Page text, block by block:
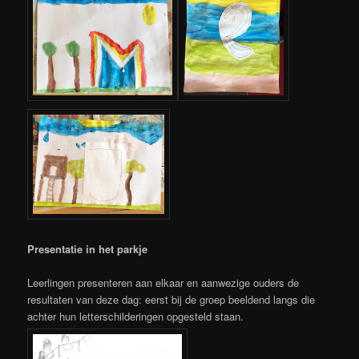
Presentatie in het parkje
Leerlingen presenteren aan elkaar en aanwezige ouders de
resultaten van deze dag: eerst bij de groep beeldend langs die
achter hun letterschilderingen opgesteld staan.